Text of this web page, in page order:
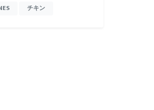
チキン